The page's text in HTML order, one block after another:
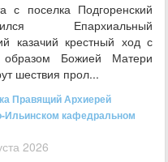
с поселка Подгоренский
Епархиальный
казачий крестный ход с
Божией Матери
шествия прол...
Правящий Архиерей
Ильинском кафедральном
2026